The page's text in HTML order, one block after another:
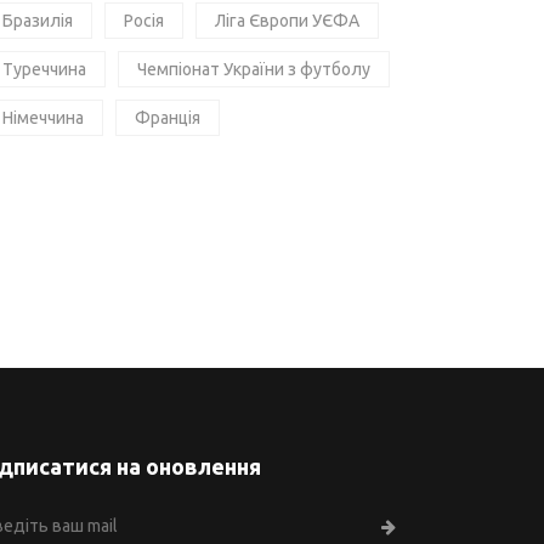
Бразилія Росія Ліга Європи УЄФА
Туреччина Чемпіонат України з футболу
Німеччина Франція
на оновлення